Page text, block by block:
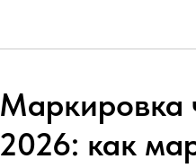
Маркировка
2026: как